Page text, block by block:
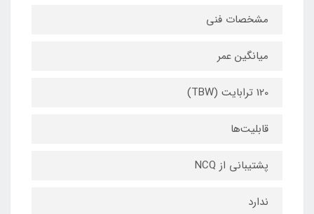
مشخصات فنی
میانگین عمر
120 ترابایت (TBW)
قابلیت‌‌ها
پشتیبانی از NCQ
ندارد